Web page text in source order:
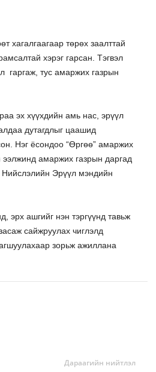
хагалгаагаар төрөх заалттай
хэрэг гарсан. Тэгвэл
гаргаж, тус амаржих газрын
эх хүүхдийн амь нас, эрүүл
дутагдлыг цаашид
Нэг ёсондоо “Өргөө” амаржих
амаржих газрын даргад
Нийслэлийн Эрүүл мэндийн
эрх ашгийг нэн тэргүүнд тавьж
сайжруулах чиглэлд
зорьж ажиллана
Дараагийн нийтлэл